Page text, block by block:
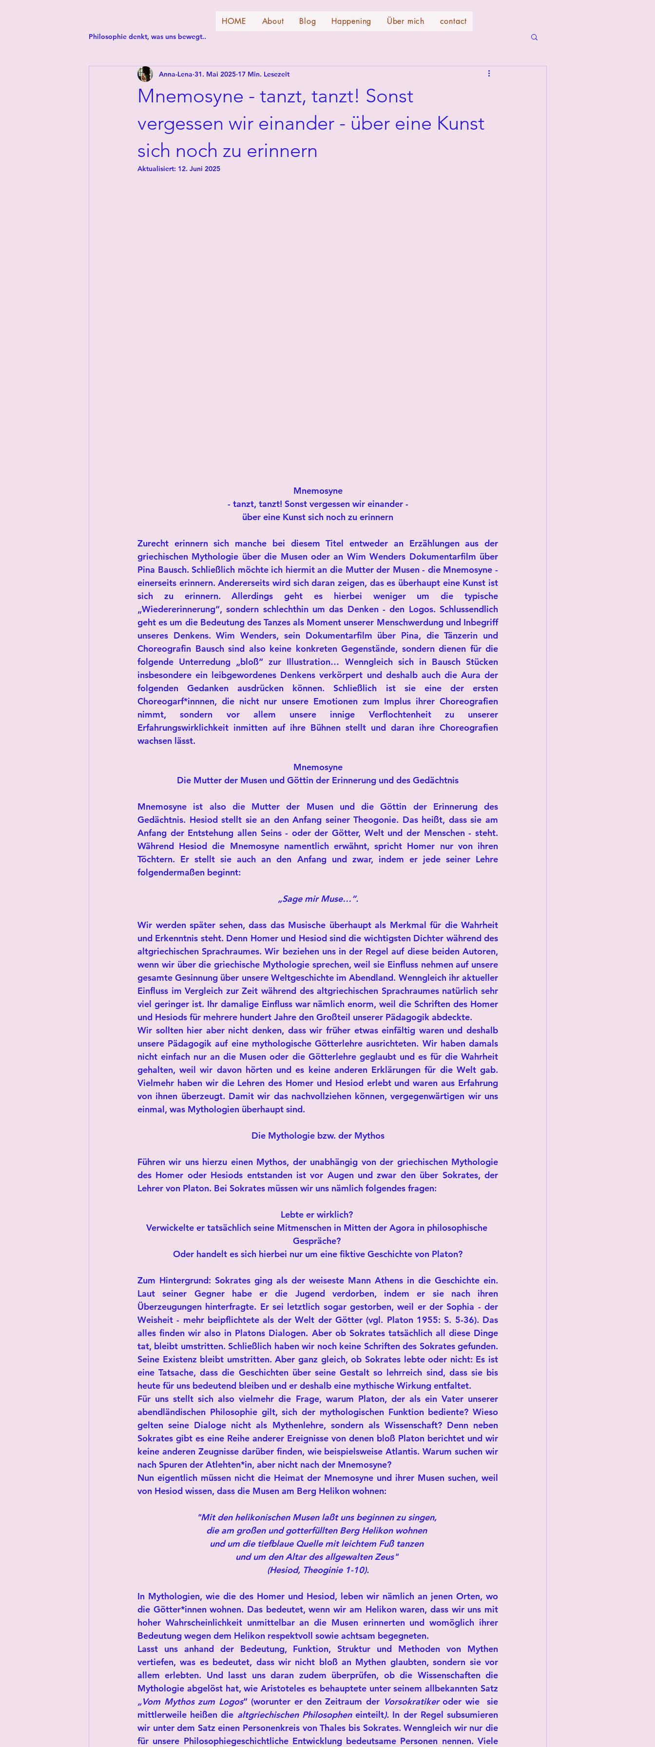
HOME About Blog Happening Über mich contact
Philosophie denkt, was uns bewegt..
Mnemosyne - tanzt, tanzt! Sonst
vergessen wir einander - über eine Kunst
sich noch zu erinnern
Anna-Lena 31. Mai 2025 17 Min. Lesezeit
Aktualisiert: 12. Juni 2025
Mnemosyne
- tanzt, tanzt! Sonst vergessen wir einander -
über eine Kunst sich noch zu erinnern
Zurecht erinnern sich manche bei diesem Titel entweder an Erzählungen aus der
griechischen Mythologie über die Musen oder an Wim Wenders Dokumentarfilm über
Pina Bausch. Schließlich möchte ich hiermit an die Mutter der Musen - die Mnemosyne -
einerseits erinnern. Andererseits wird sich daran zeigen, das es überhaupt eine Kunst ist
sich zu erinnern. Allerdings geht es hierbei weniger um die typische
„Wiedererinnerung“, sondern schlechthin um das Denken - den Logos. Schlussendlich
geht es um die Bedeutung des Tanzes als Moment unserer Menschwerdung und Inbegriff
unseres Denkens. Wim Wenders, sein Dokumentarfilm über Pina, die Tänzerin und
Choreografin Bausch sind also keine konkreten Gegenstände, sondern dienen für die
folgende Unterredung „bloß“ zur Illustration… Wenngleich sich in Bausch Stücken
insbesondere ein leibgewordenes Denkens verkörpert und deshalb auch die Aura der
folgenden Gedanken ausdrücken können. Schließlich ist sie eine der ersten
Choreogarf*innnen, die nicht nur unsere Emotionen zum Implus ihrer Choreografien
nimmt, sondern vor allem unsere innige Verflochtenheit zu unserer
Erfahrungswirklichkeit inmitten auf ihre Bühnen stellt und daran ihre Choreografien
wachsen lässt.
Mnemosyne
Die Mutter der Musen und Göttin der Erinnerung und des Gedächtnis
Mnemosyne ist also die Mutter der Musen und die Göttin der Erinnerung des
Gedächtnis. Hesiod stellt sie an den Anfang seiner Theogonie. Das heißt, dass sie am
Anfang der Entstehung allen Seins - oder der Götter, Welt und der Menschen - steht.
Während Hesiod die Mnemosyne namentlich erwähnt, spricht Homer nur von ihren
Töchtern. Er stellt sie auch an den Anfang und zwar, indem er jede seiner Lehre
folgendermaßen beginnt:
„Sage mir Muse…“.
Wir werden später sehen, dass das Musische überhaupt als Merkmal für die Wahrheit
und Erkenntnis steht. Denn Homer und Hesiod sind die wichtigsten Dichter während des
altgriechischen Sprachraumes. Wir beziehen uns in der Regel auf diese beiden Autoren,
wenn wir über die griechische Mythologie sprechen, weil sie Einfluss nehmen auf unsere
gesamte Gesinnung über unsere Weltgeschichte im Abendland. Wenngleich ihr aktueller
Einfluss im Vergleich zur Zeit während des altgriechischen Sprachraumes natürlich sehr
viel geringer ist. Ihr damalige Einfluss war nämlich enorm, weil die Schriften des Homer
und Hesiods für mehrere hundert Jahre den Großteil unserer Pädagogik abdeckte.
Wir sollten hier aber nicht denken, dass wir früher etwas einfältig waren und deshalb
unsere Pädagogik auf eine mythologische Götterlehre ausrichteten. Wir haben damals
nicht einfach nur an die Musen oder die Götterlehre geglaubt und es für die Wahrheit
gehalten, weil wir davon hörten und es keine anderen Erklärungen für die Welt gab.
Vielmehr haben wir die Lehren des Homer und Hesiod erlebt und waren aus Erfahrung
von ihnen überzeugt. Damit wir das nachvollziehen können, vergegenwärtigen wir uns
einmal, was Mythologien überhaupt sind.
Die Mythologie bzw. der Mythos
Führen wir uns hierzu einen Mythos, der unabhängig von der griechischen Mythologie
des Homer oder Hesiods entstanden ist vor Augen und zwar den über Sokrates, der
Lehrer von Platon. Bei Sokrates müssen wir uns nämlich folgendes fragen:
Lebte er wirklich?
Verwickelte er tatsächlich seine Mitmenschen in Mitten der Agora in philosophische
Gespräche?
Oder handelt es sich hierbei nur um eine fiktive Geschichte von Platon?
Zum Hintergrund: Sokrates ging als der weiseste Mann Athens in die Geschichte ein.
Laut seiner Gegner habe er die Jugend verdorben, indem er sie nach ihren
Überzeugungen hinterfragte. Er sei letztlich sogar gestorben, weil er der Sophia - der
Weisheit - mehr beipflichtete als der Welt der Götter (vgl. Platon 1955: S. 5-36). Das
alles finden wir also in Platons Dialogen. Aber ob Sokrates tatsächlich all diese Dinge
tat, bleibt umstritten. Schließlich haben wir noch keine Schriften des Sokrates gefunden.
Seine Existenz bleibt umstritten. Aber ganz gleich, ob Sokrates lebte oder nicht: Es ist
eine Tatsache, dass die Geschichten über seine Gestalt so lehrreich sind, dass sie bis
heute für uns bedeutend bleiben und er deshalb eine mythische Wirkung entfaltet.
Für uns stellt sich also vielmehr die Frage, warum Platon, der als ein Vater unserer
abendländischen Philosophie gilt, sich der mythologischen Funktion bediente? Wieso
gelten seine Dialoge nicht als Mythenlehre, sondern als Wissenschaft? Denn neben
Sokrates gibt es eine Reihe anderer Ereignisse von denen bloß Platon berichtet und wir
keine anderen Zeugnisse darüber finden, wie beispielsweise Atlantis. Warum suchen wir
nach Spuren der Atlehten*in, aber nicht nach der Mnemosyne?
Nun eigentlich müssen nicht die Heimat der Mnemosyne und ihrer Musen suchen, weil
von Hesiod wissen, dass die Musen am Berg Helikon wohnen:
"Mit den helikonischen Musen laßt uns beginnen zu singen,
die am großen und gotterfüllten Berg Helikon wohnen
und um die tiefblaue Quelle mit leichtem Fuß tanzen
und um den Altar des allgewalten Zeus"
(Hesiod, Theoginie 1-10).
In Mythologien, wie die des Homer und Hesiod, leben wir nämlich an jenen Orten, wo
die Götter*innen wohnen. Das bedeutet, wenn wir am Helikon waren, dass wir uns mit
hoher Wahrscheinlichkeit unmittelbar an die Musen erinnerten und womöglich ihrer
Bedeutung wegen dem Helikon respektvoll sowie achtsam begegneten.
Lasst uns anhand der Bedeutung, Funktion, Struktur und Methoden von Mythen
vertiefen, was es bedeutet, dass wir nicht bloß an Mythen glaubten, sondern sie vor
allem erlebten. Und lasst uns daran zudem überprüfen, ob die Wissenschaften die
„Vom Mythos zum Logos“ (worunter er den Zeitraum der Vorsokratiker oder wie  sie
mittlerweile heißen die altgriechischen Philosophen einteilt). In der Regel subsumieren
wir unter dem Satz einen Personenkreis von Thales bis Sokrates. Wenngleich wir nur die
für unsere Philosophiegeschichtliche Entwicklung bedeutsame Personen nennen. Viele